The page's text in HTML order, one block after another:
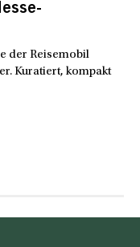
der Reisemobil
Kuratiert, kompakt